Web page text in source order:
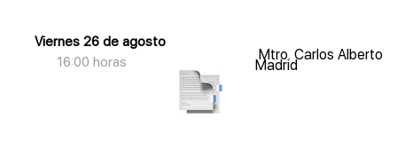
Viernes 26 de agosto
16:00 horas
Mtro. Carlos Alberto
Madrid